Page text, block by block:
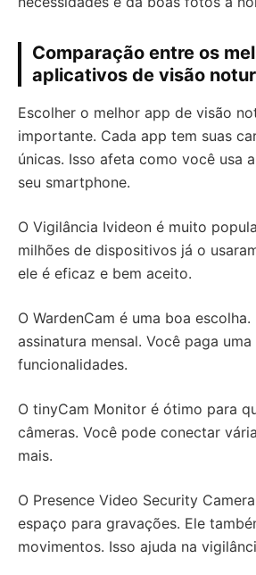
Comparação entre os
aplicativos de visão
Escolher o melhor app de visão
importante. Cada app tem suas
únicas. Isso afeta como você usa
seu smartphone.
O Vigilância Ivideon é muito
milhões de dispositivos já o
ele é eficaz e bem aceito.
O WardenCam é uma boa
assinatura mensal. Você paga
funcionalidades.
O tinyCam Monitor é ótimo para
câmeras. Você pode conectar
mais.
O Presence Video Security
espaço para gravações. Ele
movimentos. Isso ajuda na